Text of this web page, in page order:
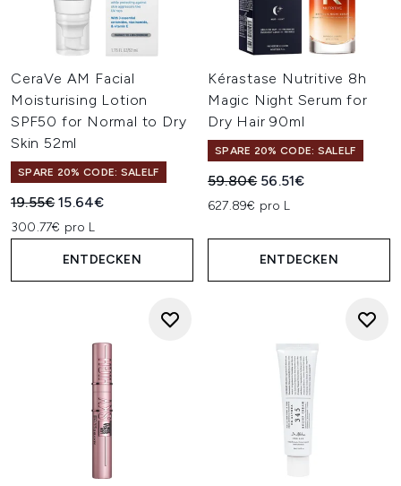
CeraVe AM Facial
Moisturising Lotion
SPF50 for Normal to Dry
Skin 52ml
SPARE 20% CODE: SALELF
Unverbindliche Preisempfehlung:
19.55€Aktueller Preis:
15.64€
300.77€ pro L
ENTDECKEN
Kérastase Nutritive 8h
Magic Night Serum for
Dry Hair 90ml
SPARE 20% CODE: SALELF
Unverbindliche
59.80€ Aktueller Preis:
56.51€
627.89€ pro L
ENTDECKEN